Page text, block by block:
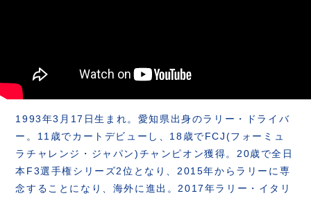
1993年3月17日生まれ。愛知県出身のラリー・ドライバ
ー。11歳でカートデビューし、18歳でFCJ(フォーミュ
ラチャレンジ・ジャパン)チャンピオン獲得。20歳で全日
本F3選手権シリーズ2位となり、2015年からラリーに専
念することになり、海外に進出。2017年ラリー・イタリ